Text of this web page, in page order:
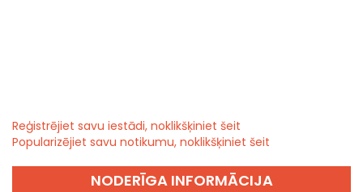
Reģistrējiet savu iestādi, noklikšķiniet šeit
Popularizējiet savu notikumu, noklikšķiniet šeit
NODERĪGA INFORMĀCIJA